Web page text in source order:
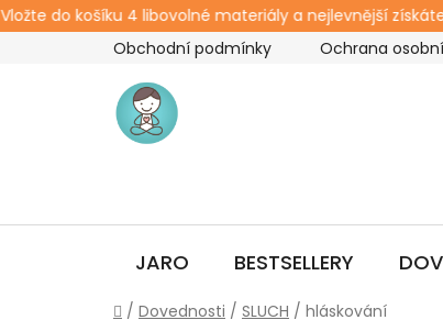
do košíku 4 libovolné materiály a nejlevnější získáte
Obchodní podmínky Ochrana
JARO BESTSELLERY
Domů
/ Dovednosti / SLUCH / hláskování